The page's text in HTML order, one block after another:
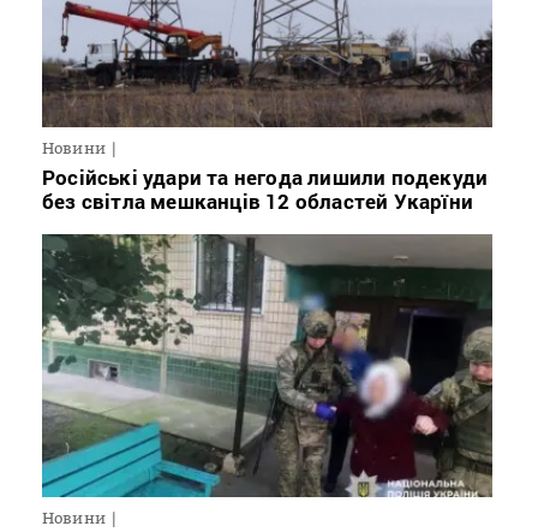
Новини
Російські удари та негода лишили подекуди
без світла мешканців 12 областей Укарїни
Новини